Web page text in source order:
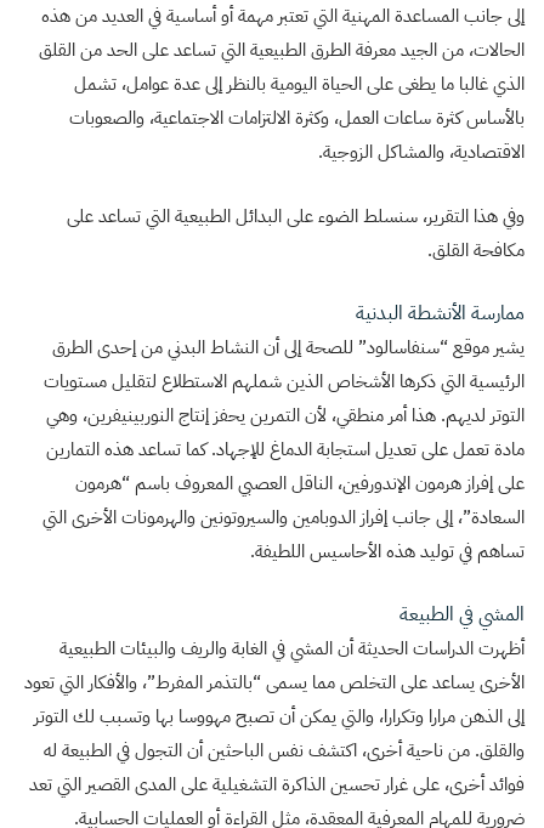
إلى جانب المساعدة المهنية التي تعتبر مهمة أو أساسية في العديد من هذه
الحالات، من الجيد معرفة الطرق الطبيعية التي تساعد على الحد من القلق
الذي غالبا ما يطغى على الحياة اليومية بالنظر إلى عدة عوامل، تشمل
بالأساس كثرة ساعات العمل، وكثرة الالتزامات الاجتماعية، والصعوبات
الاقتصادية، والمشاكل الزوجية.
وفي هذا التقرير، سنسلط الضوء على البدائل الطبيعية التي تساعد على
مكافحة القلق.
ممارسة الأنشطة البدنية
يشير موقع “سنفاسالود” للصحة إلى أن النشاط البدني من إحدى الطرق
الرئيسية التي ذكرها الأشخاص الذين شملهم الاستطلاع لتقليل مستويات
التوتر لديهم. هذا أمر منطقي، لأن التمرين يحفز إنتاج النوربينيفرين، وهي
مادة تعمل على تعديل استجابة الدماغ للإجهاد. كما تساعد هذه التمارين
على إفراز هرمون الإندورفين، الناقل العصبي المعروف باسم “هرمون
السعادة”، إلى جانب إفراز الدوبامين والسيروتونين والهرمونات الأخرى التي
تساهم في توليد هذه الأحاسيس اللطيفة.
المشي في الطبيعة
أظهرت الدراسات الحديثة أن المشي في الغابة والريف والبيئات الطبيعية
الأخرى يساعد على التخلص مما يسمى “بالتذمر المفرط”، والأفكار التي تعود
إلى الذهن مرارا وتكرارا، والتي يمكن أن تصبح مهووسا بها وتسبب لك التوتر
والقلق. من ناحية أخرى، اكتشف نفس الباحثين أن التجول في الطبيعة له
فوائد أخرى، على غرار تحسين الذاكرة التشغيلية على المدى القصير التي تعد
ضرورية للمهام المعرفية المعقدة، مثل القراءة أو العمليات الحسابية.